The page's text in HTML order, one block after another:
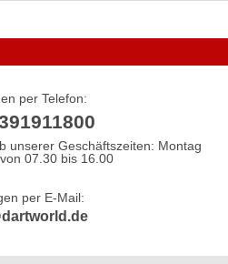
per Telefon:
unserer Geschäftszeiten: Montag
07.30 bis 16.00
per E-Mail: